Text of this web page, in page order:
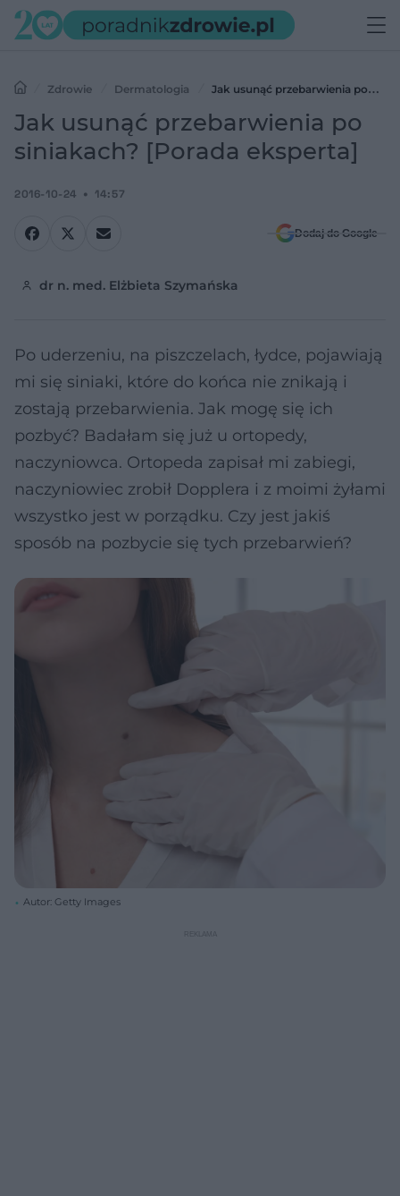
Zdrowie Dermatologia
Jak usunąć przebarwienia po
siniakach? [Porada eksperta]
Jak usunąć przebarwienia po
siniakach? [Porada eksperta]
2016-10-24 14:57
Dodaj do Google
dr n. med. Elżbieta Szymańska
Po uderzeniu, na piszczelach, łydce, pojawiają
mi się siniaki, które do końca nie znikają i
zostają przebarwienia. Jak mogę się ich
pozbyć? Badałam się już u ortopedy,
naczyniowca. Ortopeda zapisał mi zabiegi,
naczyniowiec zrobił Dopplera i z moimi żyłami
wszystko jest w porządku. Czy jest jakiś
sposób na pozbycie się tych przebarwień?
Autor: Getty Images